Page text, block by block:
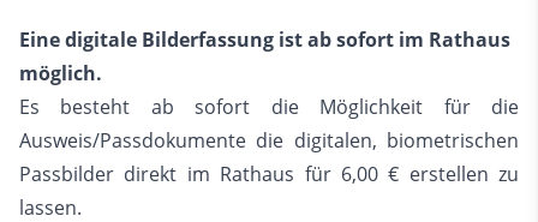
Eine digitale Bilderfassung ist ab sofort im Rathaus
möglich.
Es besteht ab sofort die Möglichkeit für die
Ausweis/Passdokumente die digitalen, biometrischen
Passbilder direkt im Rathaus für 6,00 € erstellen zu
lassen.